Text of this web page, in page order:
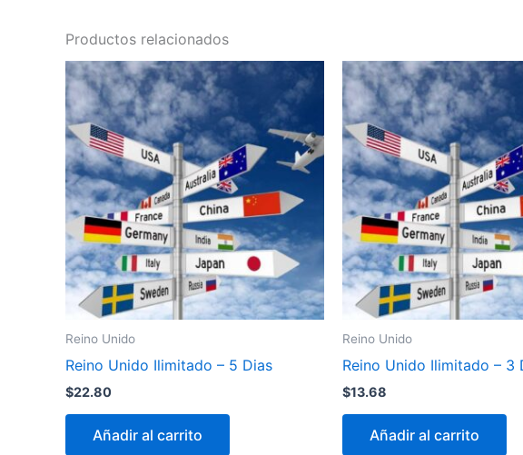
Productos relacionados
Reino Unido
Reino Unido Ilimitado – 5 Dias
$22.80
Añadir al carrito
Reino Unido
Reino Unido Ilimitado – 3
$13.68
Añadir al carrito